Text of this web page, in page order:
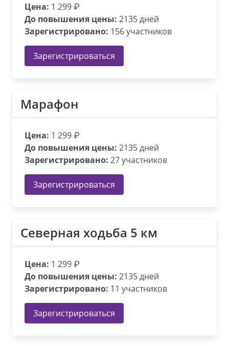
Цена: 1 299 ₽
До повышения цены: 2135 дней
Зарегистрировано: 156 участников
Зарегистрироваться
Марафон
Цена: 1 299 ₽
До повышения цены: 2135 дней
Зарегистрировано: 27 участников
Зарегистрироваться
Северная ходьба 5 км
Цена: 1 299 ₽
До повышения цены: 2135 дней
Зарегистрировано: 11 участников
Зарегистрироваться